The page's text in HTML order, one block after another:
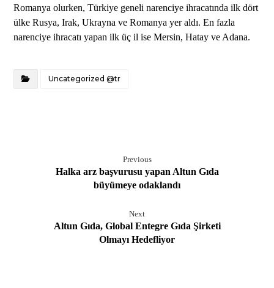
Romanya olurken, Türkiye geneli narenciye ihracatında ilk dört
ülke Rusya, Irak, Ukrayna ve Romanya yer aldı. En fazla
narenciye ihracatı yapan ilk üç il ise Mersin, Hatay ve Adana.
Uncategorized @tr
Previous
Halka arz başvurusu yapan Altun Gıda
büyümeye odaklandı
Next
Altun Gıda, Global Entegre Gıda Şirketi
Olmayı Hedefliyor